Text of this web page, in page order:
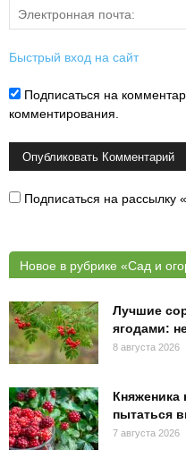
Быстрый вход на сайт
Подписаться на
комментирования.
Подписаться на рассылку
Новое в рубрике «Сад и
Лучшие
ягодами:
8 августа 2026
пытаться
7 августа 2026